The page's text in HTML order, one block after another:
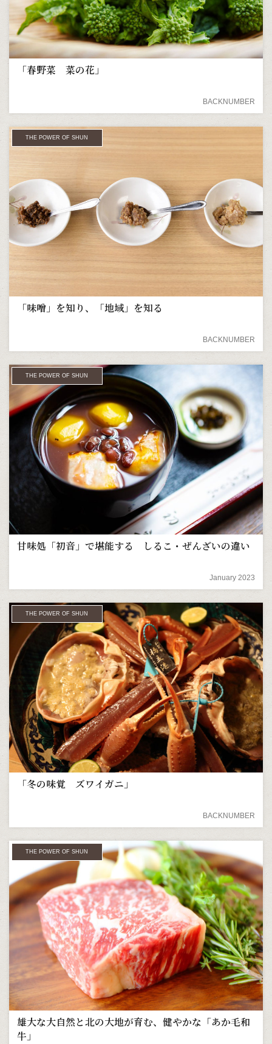
「春野菜 菜の花」
BACKNUMBER
THE POWER OF SHUN
「味噌」を知り、「地域」を知る
BACKNUMBER
THE POWER OF SHUN
甘味処「初音」で堪能する しるこ・ぜんざいの違い
January 2023
THE POWER OF SHUN
「冬の味覚 ズワイガニ」
BACKNUMBER
THE POWER OF SHUN
雄大な大自然と北の大地が育む、健やかな「あか毛和
牛」